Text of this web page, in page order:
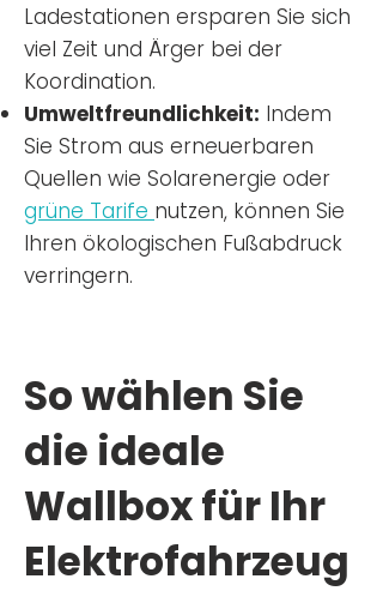
Ladestationen ersparen Sie sich
viel Zeit und Ärger bei der
Koordination.
Umweltfreundlichkeit: Indem
Sie Strom aus erneuerbaren
Quellen wie Solarenergie oder
grüne Tarife nutzen, können Sie
Ihren ökologischen Fußabdruck
verringern.
So wählen Sie
die ideale
Wallbox für Ihr
Elektrofahrzeug